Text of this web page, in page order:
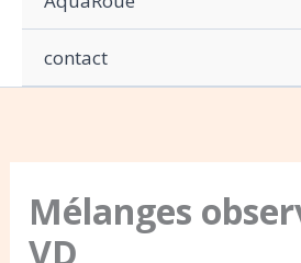
contact
Mélanges
VD